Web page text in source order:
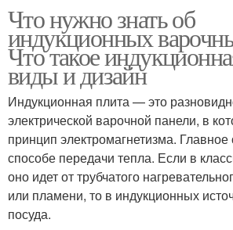
Что нужно знать об
индукционных
Что такое
виды и дизайн
Индукционная плита — это
электрической варочной панели, в
принцип электромагнетизма.
способе передачи тепла. Если в
оно идет от трубчатого
или пламени, то в индукционных
посуда.